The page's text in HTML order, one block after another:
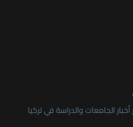
الجامعات والدراسة في تركيا